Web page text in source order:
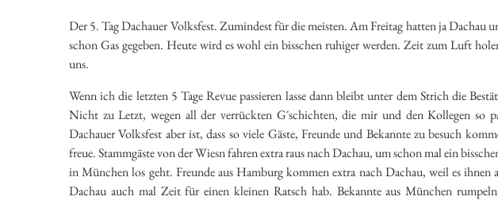
Der 5. Tag Dachauer Volksfest. Zumindest für die meisten. Am Freitag hatten ja Dachau
schon Gas gegeben. Heute wird es wohl ein bisschen ruhiger werden. Zeit zum Luft
uns.
Wenn ich die letzten 5 Tage Revue passieren lasse dann bleibt unter dem Strich die
Nicht zu Letzt, wegen all der verrückten G´schichten, die mir und den Kollegen so
Dachauer Volksfest aber ist, dass so viele Gäste, Freunde und Bekannte zu besuch
freue. Stammgäste von der Wiesn fahren extra raus nach Dachau, um schon mal ein
in München los geht. Freunde aus Hamburg kommen extra nach Dachau, weil es
Dachau auch mal Zeit für einen kleinen Ratsch hab. Bekannte aus München